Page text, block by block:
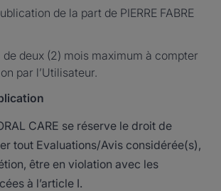
de la part de PIERRE FABRE
de deux (2) mois maximum à compter
par l’Utilisateur.
CARE se réserve le droit de
tout Evaluations/Avis considérée(s),
être en violation avec les
à l’article I.